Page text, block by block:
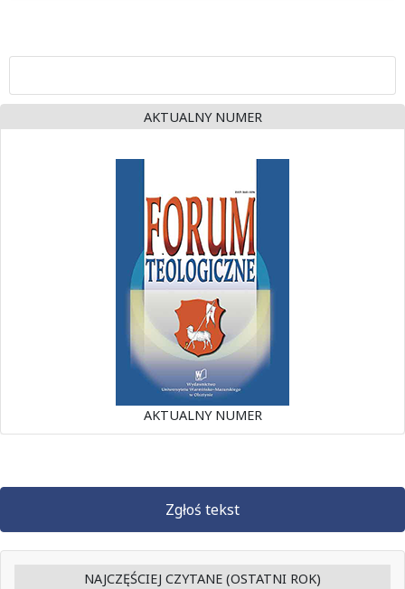
AKTUALNY NUMER
AKTUALNY NUMER
Zgłoś tekst
NAJCZĘŚCIEJ CZYTANE (OSTATNI ROK)